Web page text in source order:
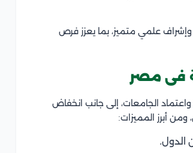
وإشراف علمي متميز، بما يعزز فرص
فى مصر
واعتماد الجامعات، إلى جانب انخفاض
ومن أبرز المميزات:
الدول.